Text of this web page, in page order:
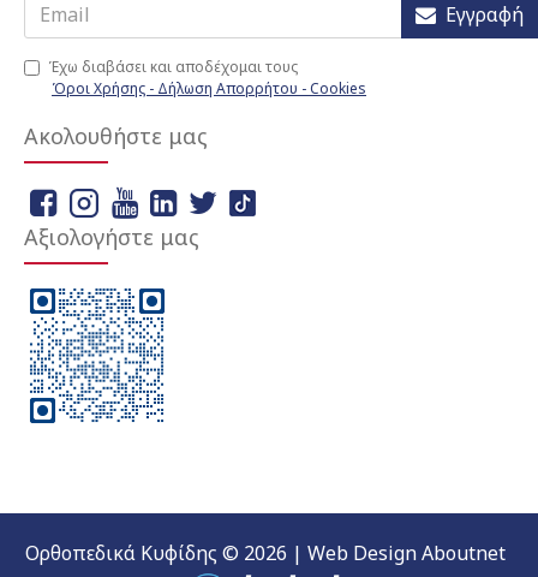
Εγγραφή
Έχω διαβάσει και αποδέχομαι τους
Όροι Χρήσης - Δήλωση Απορρήτου - Cookies
Ακολουθήστε μας
Αξιολογήστε μας
Ορθοπεδικά Κυφίδης © 2026 | Web Design Aboutnet